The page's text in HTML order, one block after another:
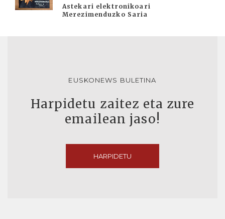
Astekari elektronikoari
Merezimenduzko Saria
EUSKONEWS BULETINA
Harpidetu zaitez eta zure
emailean jaso!
HARPIDETU